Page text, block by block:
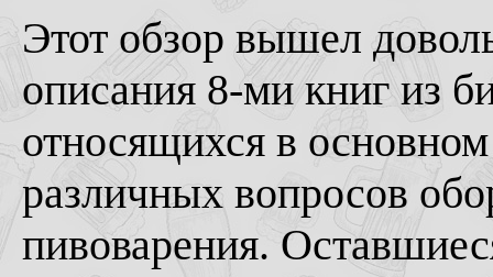
Этот обзор вышел
описания 8-ми книг из
относящихся в
различных вопросов
пивоварения.